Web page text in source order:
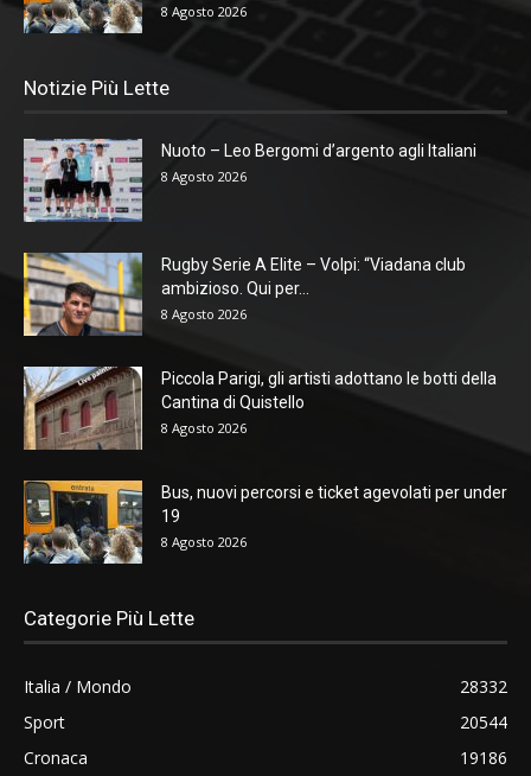
8 Agosto 2026
Notizie Più Lette
Nuoto – Leo Bergomi d’argento agli Italiani
8 Agosto 2026
Rugby Serie A Elite – Volpi: “Viadana club
ambizioso. Qui per...
8 Agosto 2026
Piccola Parigi, gli artisti adottano le botti della
Cantina di Quistello
8 Agosto 2026
Bus, nuovi percorsi e ticket agevolati per under
19
8 Agosto 2026
Categorie Più Lette
Italia / Mondo
28332
Sport
20544
Cronaca
19186